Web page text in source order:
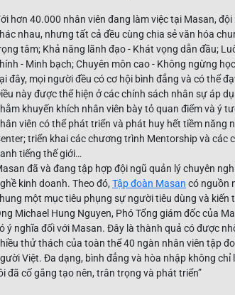
hơn 40.000 nhân viên đang làm việc tại Masan,
nhau, nhưng tất cả đều cùng chia sẻ văn hóa
tâm; Khả năng lãnh đạo - Khát vọng dẫn đầu;
- Minh bạch; Chuyên môn cao - Không ngừng
đây, mọi người đều có cơ hội bình đẳng và có thể
này được thể hiện ở các chính sách nhân sự áp
khuyến khích nhân viên bày tỏ quan điểm và ý
viên có thể phát triển và phát huy hết tiềm năng
triển khai các chương trình Mentorship và
tiếng thế giới…
đã và đang tập hợp đội ngũ quản lý chuyên
kinh doanh. Theo đó, Tập đoàn Masan có nguồn
một mục tiêu phụng sự người tiêu dùng và kiến
Michael Hung Nguyen, Phó Tổng giám đốc của
ý nghĩa đối với Masan. Đây là thành quả có được
thử thách của toàn thể 40 ngàn nhân viên tập
Việt. Đa dạng, bình đẳng và hòa nhập không
đã cố gắng tạo nên, trân trọng và phát triển”